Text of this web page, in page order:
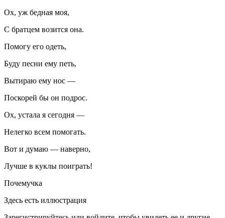
Ох, уж бедная моя,
С братцем возится она.
Помогу его одеть,
Буду песни ему петь,
Вытираю ему нос —
Поскорей бы он подрос.
Ох, устала я сегодня —
Нелегко всем помогать.
Вот и думаю — наверно,
Лучше в куклы поиграть!
Почемучка
Здесь есть иллюстрация